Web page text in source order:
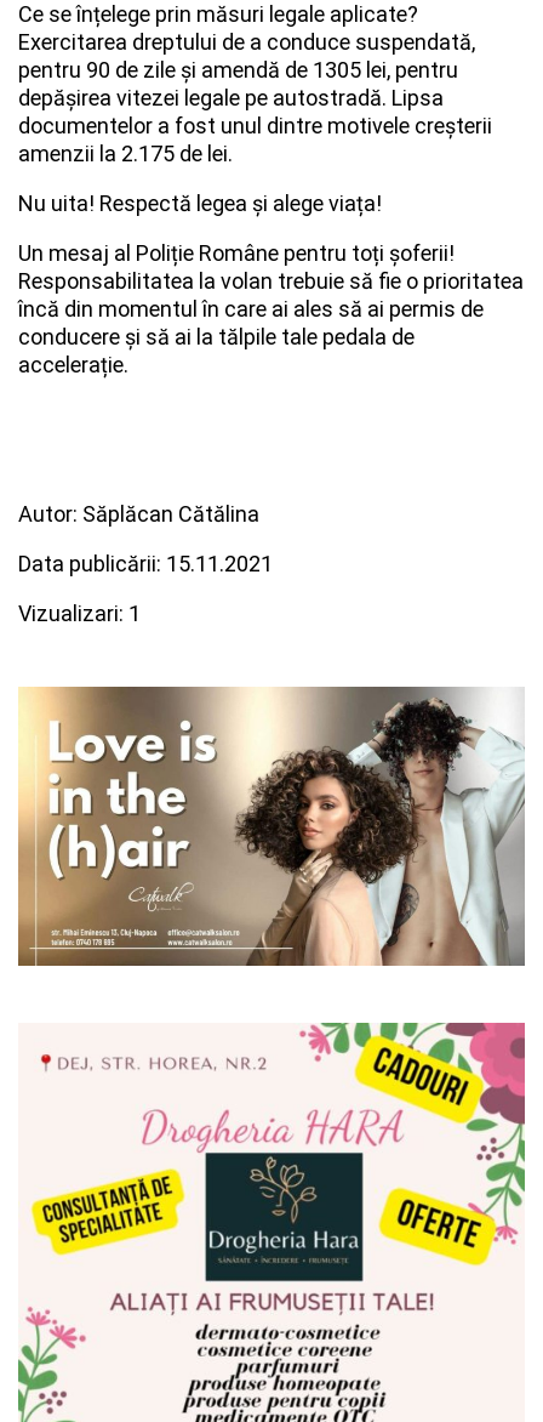
Ce se înțelege prin măsuri legale aplicate?
Exercitarea dreptului de a conduce suspendată,
pentru 90 de zile și amendă de 1305 lei, pentru
depășirea vitezei legale pe autostradă. Lipsa
documentelor a fost unul dintre motivele creșterii
amenzii la 2.175 de lei.
Nu uita! Respectă legea și alege viața!
Un mesaj al Poliție Române pentru toți șoferii!
Responsabilitatea la volan trebuie să fie o prioritatea
încă din momentul în care ai ales să ai permis de
conducere și să ai la tălpile tale pedala de
accelerație.
Autor: Săplăcan Cătălina
Data publicării: 15.11.2021
Vizualizari: 1